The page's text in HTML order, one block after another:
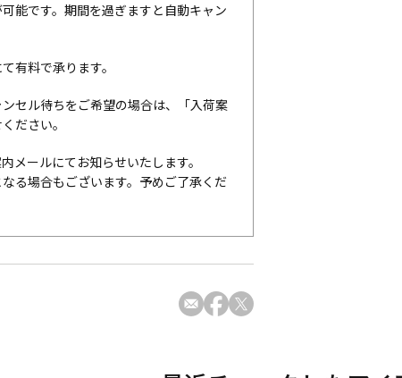
能です。期間を過ぎますと自動キャン
有料で承ります。
セル待ちをご希望の場合は、「入荷案
ださい。
メールにてお知らせいたします。
る場合もございます。予めご了承くだ